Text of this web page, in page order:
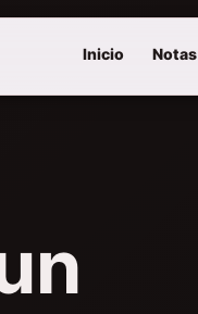
Inicio Notas